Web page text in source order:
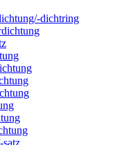
dichtring